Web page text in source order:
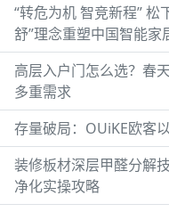
“转危为机 智竞新程” 松
舒”理念重塑中国智能家
高层入户门怎么选？春
多重需求
存量破局：OUiKE欧客
装修板材深层甲醛分解
净化实操攻略